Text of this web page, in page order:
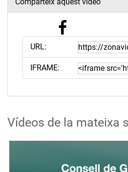
URL:
IFRAME:
Vídeos de la mateixa